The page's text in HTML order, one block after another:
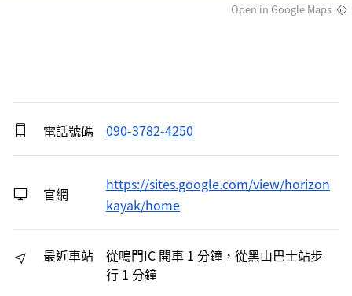
Open in Google Maps
電話號碼 090-3782-4250
官網
https://sites.google.com/view/horizon
kayak/home
最近車站
從鳴門IC 開車 1 分鐘，從黑山巴士站步
行 1 分鐘